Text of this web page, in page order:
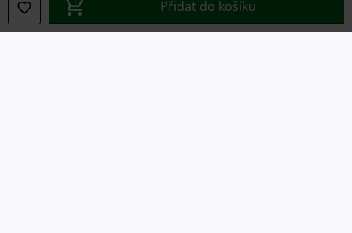
Přidat do košíku
Odstoupení od smlouvy